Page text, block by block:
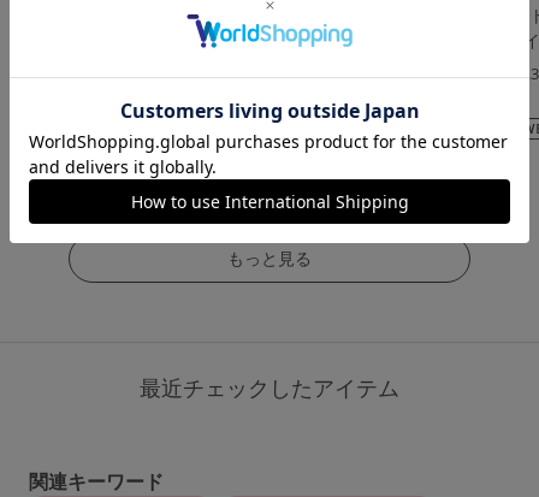
[美肌]感動のストッキ
4.5
￥473 (税込)
[感動のストッキング・
美肌]素肌感ファンデ級
4.5
￥649 (税込)
[着圧]感動のス
ング(大きいサ
4.3
（13件）
もっと見る
最近チェックしたアイテム
関連キーワード